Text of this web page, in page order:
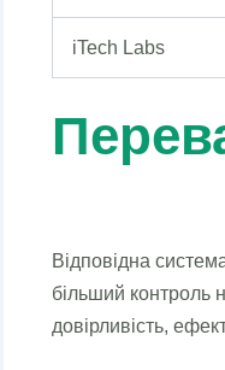
iTech Labs
Відповідна
більший контроль
довірливість,